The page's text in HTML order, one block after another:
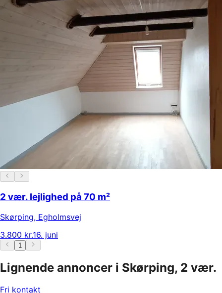
2 vær. lejlighed på 70 m²
Skørping, Egholmsvej
3.800 kr.16. juni
1
Lignende annoncer i Skørping, 2 vær.
Fri kontakt